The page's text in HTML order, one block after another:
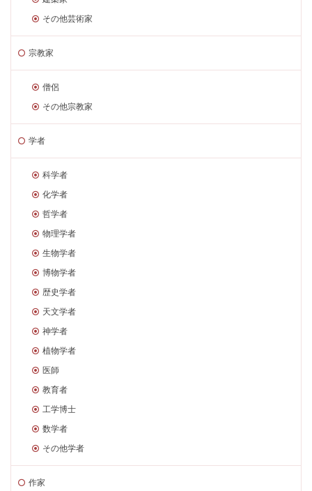
その他芸術家
宗教家
僧侶
その他宗教家
学者
科学者
化学者
哲学者
物理学者
生物学者
博物学者
歴史学者
天文学者
神学者
植物学者
医師
教育者
工学博士
数学者
その他学者
作家